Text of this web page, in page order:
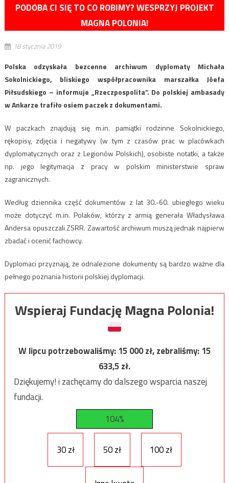
PODOBA CI SIĘ TO CO ROBIMY? WESPRZYJ PROJEKT
MAGNA POLONIA!
18 stycznia 2019
Polska odzyskała bezcenne archiwum dyplomaty Michała
Sokolnickiego, bliskiego współpracownika marszałka Jóefa
Piłsudskiego – informuje „Rzeczpospolita”. Do polskiej ambasady
w Ankarze trafiło osiem paczek z dokumentami.
W paczkach znajdują się m.in. pamiątki rodzinne Sokolnickiego,
rękopisy, zdjęcia i negatywy (w tym z czasów prac w placówkach
dyplomatycznych oraz z Legionów Polskich), osobiste notatki, a także
np. jego legitymacja z pracy w polskim ministerstwie spraw
zagranicznych.
Według dziennika część dokumentów z lat 30.-60. ubiegłego wieku
może dotyczyć m.in. Polaków, którzy z armią generała Władysława
Andersa opuszczali ZSRR. Zawartość archiwum muszą jednak najpierw
zbadać i ocenić fachowcy.
Dyplomaci przyznają, że odnalezione dokumenty są bardzo ważne dla
pełnego poznania historii polskiej dyplomacji.
Wspieraj Fundację Magna Polonia!
W lipcu potrzebowaliśmy:15 000zł, zebraliśmy:15
633,5zł.
Dziękujemy! i zachęcamy do dalszego wsparcia naszej
fundacji.
104%
30 zł 50 zł 100 zł